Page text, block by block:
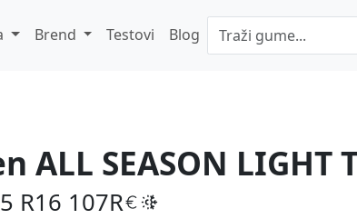
Brend Testovi Blog
ALL SEASON LIGHT
R16 107R